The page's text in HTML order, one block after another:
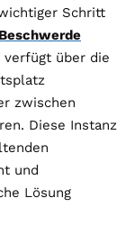
Schritt
Beschwerde
über die
zwischen
Diese Instanz
und
Lösung